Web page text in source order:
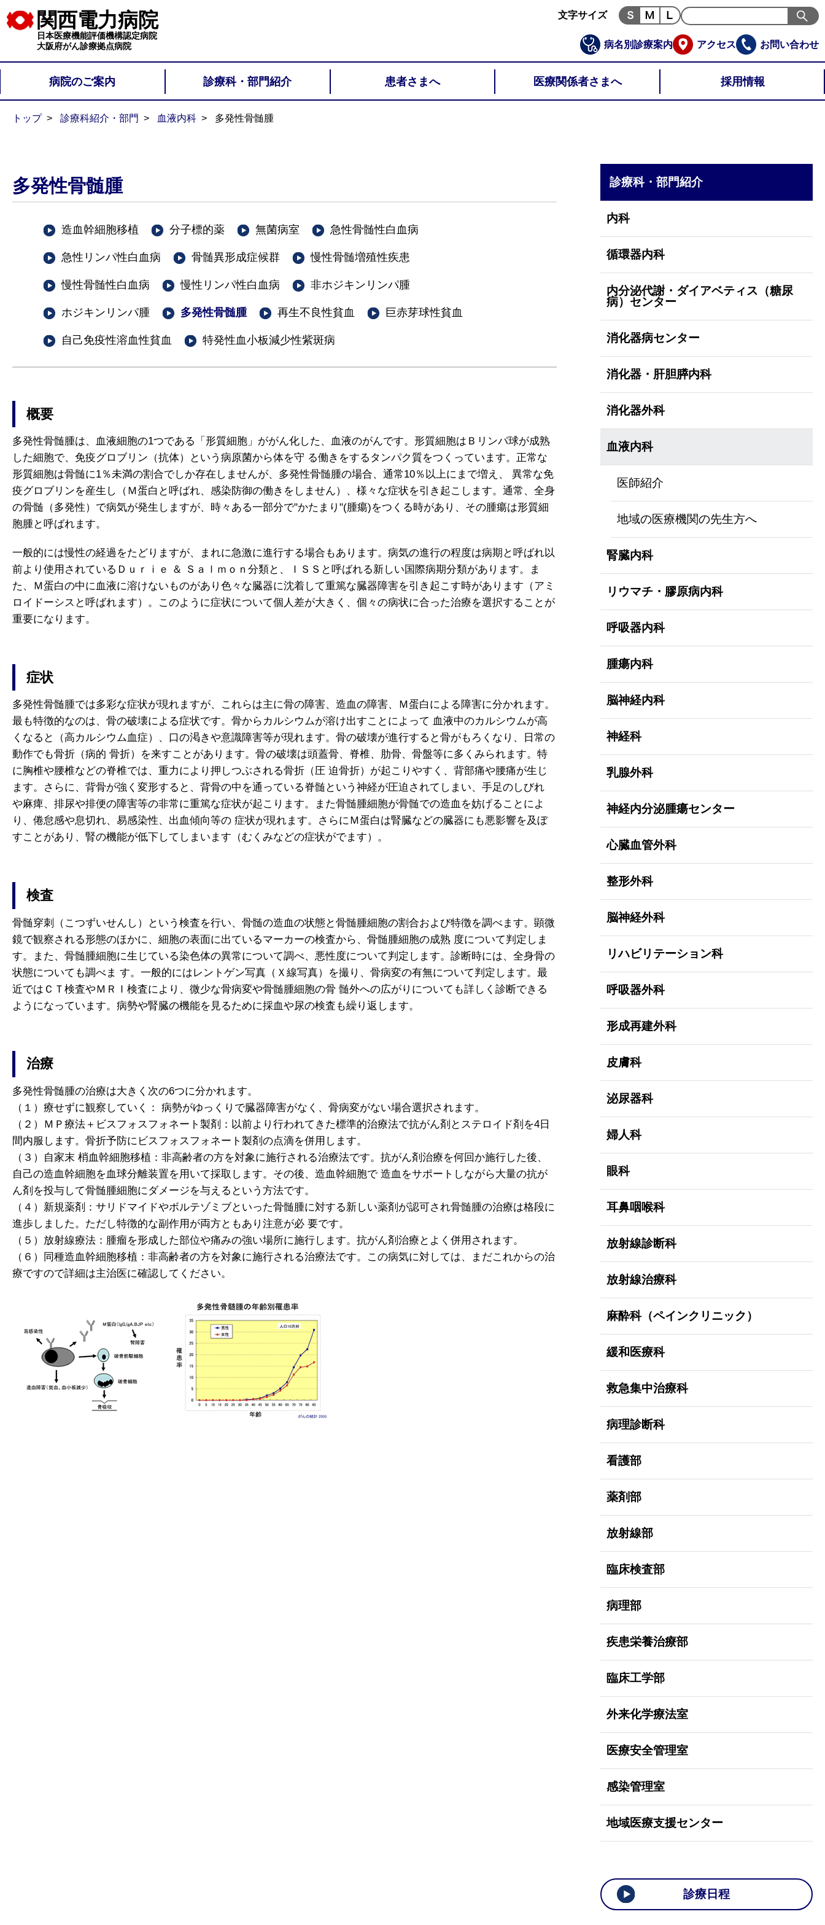
関西電力病院
日本医療機能評価機構認定病院
大阪府がん診療拠点病院
病院のご案内 診療科・部門紹介 患者さまへ 医療関係者さまへ 採用情報
文字サイズ
病名別診療案内 アクセス お問い合わせ
トップ 診療科紹介・部門 血液内科 多発性骨髄腫
多発性骨髄腫
造血幹細胞移植 分子標的薬 無菌病室 急性骨髄性白血病
急性リンパ性白血病 骨髄異形成症候群 慢性骨髄増殖性疾患
慢性骨髄性白血病 慢性リンパ性白血病 非ホジキンリンパ腫
ホジキンリンパ腫 多発性骨髄腫 再生不良性貧血 巨赤芽球性貧血
自己免疫性溶血性貧血 特発性血小板減少性紫斑病
概要
多発性骨髄腫は、血液細胞の1つである「形質細胞」ががん化した、血液のがんです。形質細胞はＢリンパ球が成熟
した細胞で、免疫グロブリン（抗体）という病原菌から体を守 る働きをするタンパク質をつくっています。正常な
形質細胞は骨髄に1％未満の割合でしか存在しませんが、多発性骨髄腫の場合、通常10％以上にまで増え、 異常な免
疫グロブリンを産生し（Ｍ蛋白と呼ばれ、感染防御の働きをしません）、様々な症状を引き起こします。通常、全身
の骨髄（多発性）で病気が発生しますが、時々ある一部分で"かたまり"(腫瘍)をつくる時があり、その腫瘍は形質細
胞腫と呼ばれます。
一般的には慢性の経過をたどりますが、まれに急激に進行する場合もあります。病気の進行の程度は病期と呼ばれ以
前より使用されているＤｕｒｉｅ ＆ Ｓａｌｍｏｎ分類と、ＩＳＳと呼ばれる新しい国際病期分類があります。ま
た、Ｍ蛋白の中に血液に溶けないものがあり色々な臓器に沈着して重篤な臓器障害を引き起こす時があります（アミ
ロイドーシスと呼ばれます）。このように症状について個人差が大きく、個々の病状に合った治療を選択することが
重要になります。
症状
多発性骨髄腫では多彩な症状が現れますが、これらは主に骨の障害、造血の障害、Ｍ蛋白による障害に分かれます。
最も特徴的なのは、骨の破壊による症状です。骨からカルシウムが溶け出すことによって 血液中のカルシウムが高
くなると（高カルシウム血症）、口の渇きや意識障害等が現れます。骨の破壊が進行すると骨がもろくなり、日常の
動作でも骨折（病的 骨折）を来すことがあります。骨の破壊は頭蓋骨、脊椎、肋骨、骨盤等に多くみられます。特
に胸椎や腰椎などの脊椎では、重力により押しつぶされる骨折（圧 迫骨折）が起こりやすく、背部痛や腰痛が生じ
ます。さらに、背骨が強く変形すると、背骨の中を通っている脊髄という神経が圧迫されてしまい、手足のしびれ
や麻痺、排尿や排便の障害等の非常に重篤な症状が起こります。また骨髄腫細胞が骨髄での造血を妨げることによ
り、倦怠感や息切れ、易感染性、出血傾向等の 症状が現れます。さらにＭ蛋白は腎臓などの臓器にも悪影響を及ぼ
すことがあり、腎の機能が低下してしまいます（むくみなどの症状がでます）。
検査
骨髄穿刺（こつずいせんし）という検査を行い、骨髄の造血の状態と骨髄腫細胞の割合および特徴を調べます。顕微
鏡で観察される形態のほかに、細胞の表面に出ているマーカーの検査から、骨髄腫細胞の成熟 度について判定しま
す。また、骨髄腫細胞に生じている染色体の異常について調べ、悪性度について判定します。診断時には、全身骨の
状態についても調べま す。一般的にはレントゲン写真（Ｘ線写真）を撮り、骨病変の有無について判定します。最
近ではＣＴ検査やＭＲＩ検査により、微少な骨病変や骨髄腫細胞の骨 髄外への広がりについても詳しく診断できる
ようになっています。病勢や腎臓の機能を見るために採血や尿の検査も繰り返します。
治療
多発性骨髄腫の治療は大きく次の6つに分かれます。
（１）療せずに観察していく： 病勢がゆっくりで臓器障害がなく、骨病変がない場合選択されます。
（２）ＭＰ療法＋ビスフォスフォネート製剤：以前より行われてきた標準的治療法で抗がん剤とステロイド剤を4日
間内服します。骨折予防にビスフォスフォネート製剤の点滴を併用します。
（３）自家末 梢血幹細胞移植：非高齢者の方を対象に施行される治療法です。抗がん剤治療を何回か施行した後、
自己の造血幹細胞を血球分離装置を用いて採取します。その後、造血幹細胞で 造血をサポートしながら大量の抗が
ん剤を投与して骨髄腫細胞にダメージを与えるという方法です。
（４）新規薬剤：サリドマイドやボルテゾミブといった骨髄腫に対する新しい薬剤が認可され骨髄腫の治療は格段に
進歩しました。ただし特徴的な副作用が両方ともあり注意が必 要です。
（５）放射線療法：腫瘤を形成した部位や痛みの強い場所に施行します。抗がん剤治療とよく併用されます。
（６）同種造血幹細胞移植：非高齢者の方を対象に施行される治療法です。この病気に対しては、まだこれからの治
療ですので詳細は主治医に確認してください。
診療科・部門紹介
内科
循環器内科
内分泌代謝・ダイアベティス（糖尿
病）センター
消化器病センター
消化器・肝胆膵内科
消化器外科
血液内科
医師紹介
地域の医療機関の先生方へ
腎臓内科
リウマチ・膠原病内科
呼吸器内科
腫瘍内科
脳神経内科
神経科
乳腺外科
神経内分泌腫瘍センター
心臓血管外科
整形外科
脳神経外科
リハビリテーション科
呼吸器外科
形成再建外科
皮膚科
泌尿器科
婦人科
眼科
耳鼻咽喉科
放射線診断科
放射線治療科
麻酔科（ペインクリニック）
緩和医療科
救急集中治療科
病理診断科
看護部
薬剤部
放射線部
臨床検査部
病理部
疾患栄養治療部
臨床工学部
外来化学療法室
医療安全管理室
感染管理室
地域医療支援センター
診療日程